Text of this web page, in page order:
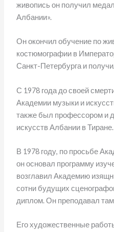
живопись он получил
Албании».
Он окончил обучение по
костюмографии в
Санкт-Петербурга и
С 1978 года до своей
Академии музыки и
также был профессором и
искусств Албании в Тиране.
В 1978 году, по просьбе
он основал программу
возглавил Академию
сотни будущих
диплом. Он преподавал
Его художественные